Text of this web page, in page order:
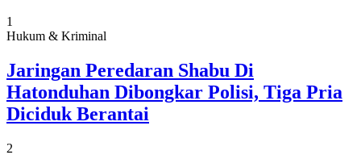
1
Hukum & Kriminal
Jaringan Peredaran Shabu Di
Hatonduhan Dibongkar Polisi, Tiga Pria
Diciduk Berantai
2